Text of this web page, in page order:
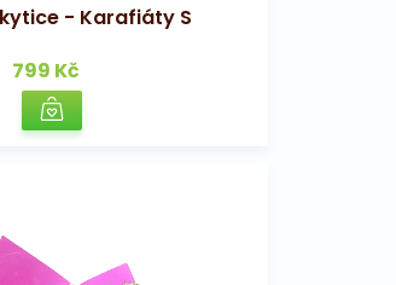
- Karafiáty S
799 Kč